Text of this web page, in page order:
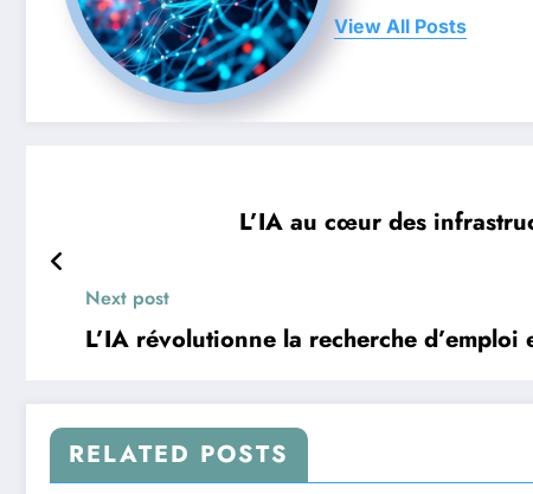
View All Posts
L’IA au cœur des
Next post
L’IA révolutionne la recherche
RELATED POSTS